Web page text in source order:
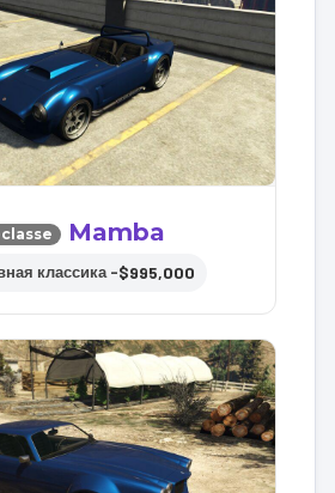
Mamba
классика –$995,000